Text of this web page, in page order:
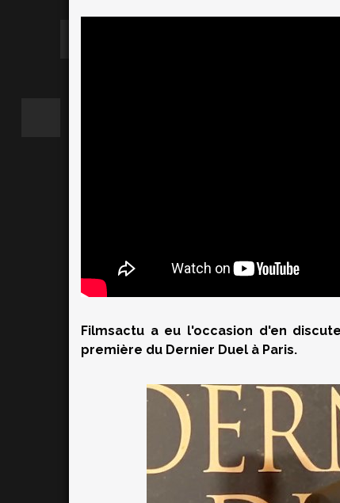
Filmsactu a eu l'occasion d'en
première du Dernier Duel à Paris.